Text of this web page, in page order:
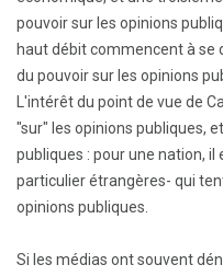
pouvoir sur les opinions
haut débit commencent à se
du pouvoir sur les opinions
L'intérêt du point de vue de
"sur" les opinions publiques,
publiques : pour une nation,
particulier étrangères- qui
opinions publiques.
Si les médias ont souvent